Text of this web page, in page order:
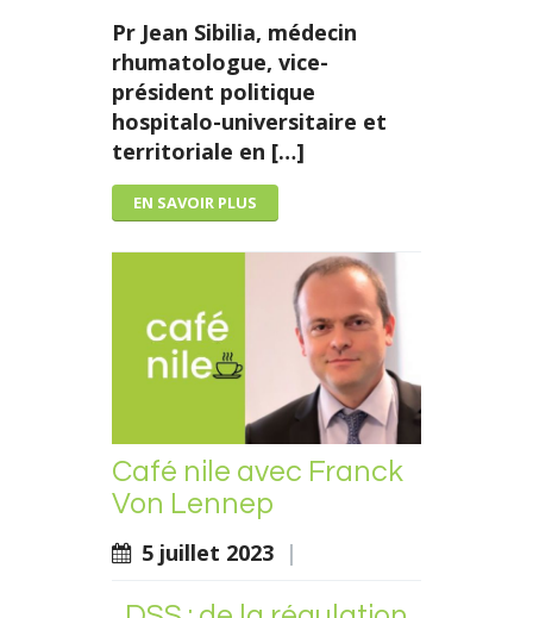
Pr Jean Sibilia, médecin
rhumatologue, vice-
président politique
hospitalo-universitaire et
territoriale en […]
EN SAVOIR PLUS
Café nile avec Franck
Von Lennep
5 juillet 2023 |